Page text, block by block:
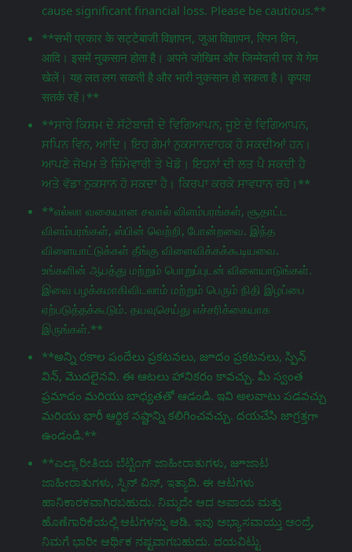
cause significant financial loss. Please be cautious.**
**सभी प्रकार के सट्टेबाजी विज्ञापन, जुआ विज्ञापन, स्पिन विन,
आदि। इसमें नुकसान होता है। अपने जोखिम और जिम्मेदारी पर ये गेम
खेलें। यह लत लग सकती है और भारी नुकसान हो सकता है। कृपया
सतर्क रहें।**
**ਸਾਰੇ ਕਿਸਮ ਦੇ ਸੱਟੇਬਾਜ਼ੀ ਦੇ ਵਿਗਿਆਪਨ, ਜੂਏ ਦੇ ਵਿਗਿਆਪਨ,
ਸਪਿਨ ਵਿਨ, ਆਦਿ। ਇਹ ਗੇਮਾਂ ਨੁਕਸਾਨਦਾਹਕ ਹੋ ਸਕਦੀਆਂ ਹਨ।
ਆਪਣੇ ਜੋਖਮ ਤੇ ਜ਼ਿੰਮੇਵਾਰੀ ਤੇ ਖੇਡੋ। ਇਹਨਾਂ ਦੀ ਲਤ ਪੈ ਸਕਦੀ ਹੈ
ਅਤੇ ਵੱਡਾ ਨੁਕਸਾਨ ਹੋ ਸਕਦਾ ਹੈ। ਕਿਰਪਾ ਕਰਕੇ ਸਾਵਧਾਨ ਰਹੋ।**
**எல்லா வகையான சவால் விளம்பரங்கள், சூதாட்ட
விளம்பரங்கள், ஸ்பின் வெற்றி, போன்றவை. இந்த
விளையாட்டுக்கள் தீங்கு விளைவிக்கக்கூடியவை.
உங்களின் ஆபத்து மற்றும் பொறுப்புடன் விளையாடுங்கள்.
இவை பழக்கமாகிவிடலாம் மற்றும் பெரும் நிதி இழப்பை
ஏற்படுத்தக்கூடும். தயவுசெய்து எச்சரிக்கையாக
இருங்கள்.**
**అన్ని రకాల పందేలు ప్రకటనలు, జూదం ప్రకటనలు, స్పిన్
విన్, మొదలైనవి. ఈ ఆటలు హానికరం కావచ్చు. మీ స్వంత
ప్రమాదం మరియు బాధ్యతతో ఆడండి. ఇవి అలవాటు పడవచ్చు
మరియు భారీ ఆర్థిక నష్టాన్ని కలిగించవచ్చు. దయచేసి జాగ్రತ್ತగా
ఉండండి.**
**ಎಲ್ಲಾ ರೀತಿಯ ಬೆಟ್ಟಿಂಗ್ ಜಾಹೀರಾತುಗಳು, జూಜಾಟ
ಜಾಹೀರಾತುಗಳು, ಸ್ಪಿನ್ ವಿನ್, ಇತ್ಯಾದಿ. ಈ ಆಟಗಳು
ಹಾನಿಕಾರಕವಾಗಿರಬಹುದು. ನಿಮ್ಮದೇ ಆದ ಅಪಾಯ ಮತ್ತು
ಹೊಣೆಗಾರಿಕೆಯಲ್ಲಿ ಆಟಗಳನ್ನು ಆಡಿ. ಇವು ಅಭ್ಯಾಸವಾಯ್ತು ಅಂದ್ರೆ,
ನಿಮಗೆ ಭಾರೀ ಆರ್ಥಿಕ ನಷ್ಟವಾಗಬಹುದು. ದಯವಿಟ್ಟು